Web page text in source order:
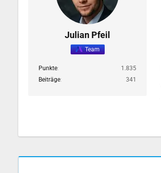
Julian Pfeil
Team
Punkte
1.835
Beiträge
341